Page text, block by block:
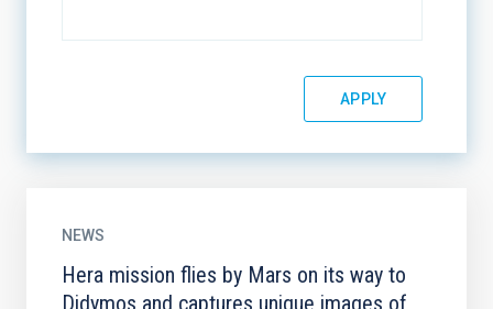
NEWS
Hera mission flies by Mars on its way to
Didymos and captures unique images of